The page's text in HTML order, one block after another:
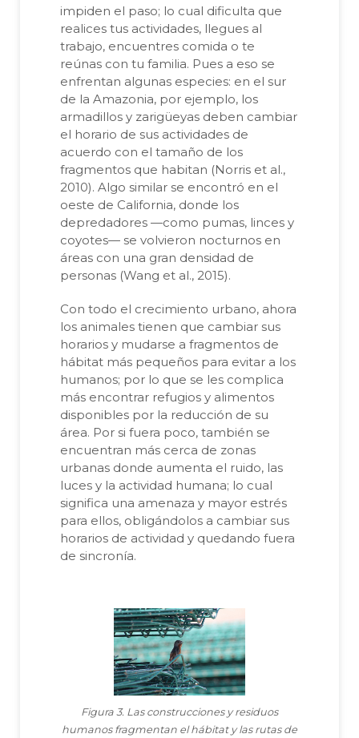
impiden el paso; lo cual dificulta que
realices tus actividades, llegues al
trabajo, encuentres comida o te
reúnas con tu familia. Pues a eso se
enfrentan algunas especies: en el sur
de la Amazonia, por ejemplo, los
armadillos y zarigüeyas deben cambiar
el horario de sus actividades de
acuerdo con el tamaño de los
fragmentos que habitan (Norris et al.,
2010). Algo similar se encontró en el
oeste de California, donde los
depredadores —como pumas, linces y
coyotes— se volvieron nocturnos en
áreas con una gran densidad de
personas (Wang et al., 2015).
Con todo el crecimiento urbano, ahora
los animales tienen que cambiar sus
horarios y mudarse a fragmentos de
hábitat más pequeños para evitar a los
humanos; por lo que se les complica
más encontrar refugios y alimentos
disponibles por la reducción de su
área. Por si fuera poco, también se
encuentran más cerca de zonas
urbanas donde aumenta el ruido, las
luces y la actividad humana; lo cual
significa una amenaza y mayor estrés
para ellos, obligándolos a cambiar sus
horarios de actividad y quedando fuera
de sincronía.
Figura 3. Las construcciones y residuos
humanos fragmentan el hábitat y las rutas de